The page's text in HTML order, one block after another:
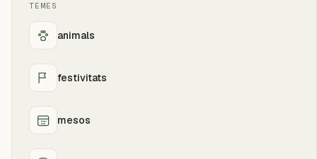
TEMES
animals
festivitats
mesos